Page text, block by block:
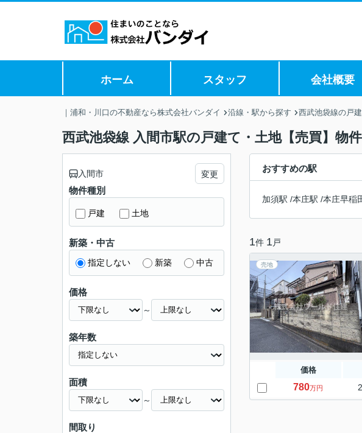
ホーム スタッフ 会社概要
｜浦和・川口の不動産なら株式会社バンダイ 沿線・駅から探す 西武池袋線の戸
西武池袋線 入間市駅の戸建て・土地【売買】物
おすすめの駅
加須駅 /本庄駅 /本庄早稲
1件 1 戸
売地
価格
780万円
入間市 変更
物件種別
戸建 土地
新築・中古
指定しない 新築 中古
価格
～
築年数
面積
～
間取り